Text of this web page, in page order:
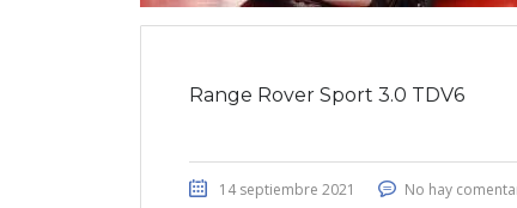
Range Rover Sport 3.0 TDV6
14 septiembre 2021 No hay